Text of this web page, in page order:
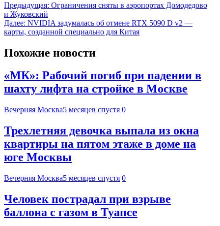
Предыдущая: Ограничения сняты в аэропортах Домодедово
и Жуковский
Далее: NVIDIA задумалась об отмене RTX 5090 D v2 —
карты, созданной специально для Китая
Похожие новости
«МК»: Рабочий погиб при падении в
шахту лифта на стройке в Москве
Вечерняя Москва5 месяцев спустя 0
Трехлетняя девочка выпала из окна
квартиры на пятом этаже в доме на
юге Москвы
Вечерняя Москва5 месяцев спустя 0
Человек пострадал при взрыве
баллона с газом в Туапсе